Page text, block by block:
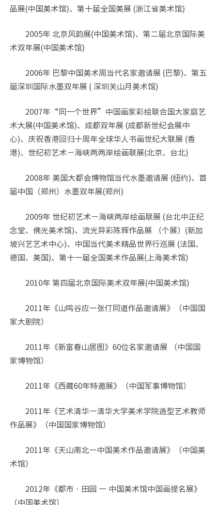
品展(中国美术馆)、第十届全国美展 (浙江省美术馆)
2005年 北京风韵展(中国美术馆)、第二届北京国际美
术双年展(中国美术馆)
2006年 巴黎中国美术周当代名家邀请展 (巴黎)、第五
届深圳国际水墨双年展 ( 深圳关山月美术馆)
2007年“同一个世界”中国画家彩绘联合国大家庭艺
术大展(中国美术馆)、成都双年展 (成都新世纪会展中
心)、庆祝香港回归十周年全球华人书画世纪大联展 (香
港)、世纪初艺术－海峡两两岸绘画联展(北京、台北)
2008年 美国大都会博物馆当代水墨邀请展 (纽约)、首
届中国（郑州）水墨双年展(郑州)
2009年 世纪初艺术－海峡两岸绘画联展 (台北中正纪
念堂、佛光美术馆)、流光异彩陈辉作品展 （个展）(新加
坡兴艺艺术中心)、中国当代美术精品世界行巡展 (法国、
德国、美国)、第十一届全国美术作品展(上海美术馆)
2010年 第四届北京国际美术双年展(中国美术馆)
2011年《山鸣谷应—张仃同道作品邀请展》（中国国
家大剧院）
2011年《新富春山居图》60位名家邀请展 （中国国
家博物馆）
2011年《西藏60年特邀展》（中国军事博物馆）
2011年《艺术清华—清华大学美术学院造型艺术教师
作品展》（中国国家博物馆）
2011年《天山南北—中国美术作品邀请展》（中国美
术馆）
2012年《都市•田园 — 中国美术馆中国画提名展》
（中国美术馆）